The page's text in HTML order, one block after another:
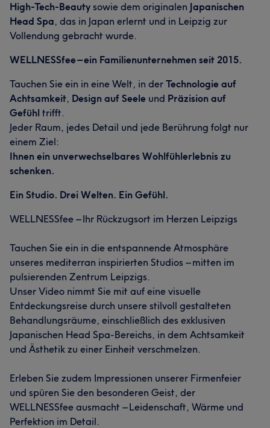
High-Tech-Beauty sowie dem originalen Japanischen
Head Spa, das in Japan erlernt und in Leipzig zur
Vollendung gebracht wurde.
WELLNESSfee – ein Familienunternehmen seit 2015.
Tauchen Sie ein in eine Welt, in der Technologie auf
Achtsamkeit, Design auf Seele und Präzision auf
Gefühl trifft.
Jeder Raum, jedes Detail und jede Berührung folgt nur
einem Ziel:
Ihnen ein unverwechselbares Wohlfühlerlebnis zu
schenken.
Ein Studio. Drei Welten. Ein Gefühl.
WELLNESSfee – Ihr Rückzugsort im Herzen Leipzigs
Tauchen Sie ein in die entspannende Atmosphäre
unseres mediterran inspirierten Studios – mitten im
pulsierenden Zentrum Leipzigs.
Unser Video nimmt Sie mit auf eine visuelle
Entdeckungsreise durch unsere stilvoll gestalteten
Behandlungsräume, einschließlich des exklusiven
Japanischen Head Spa-Bereichs, in dem Achtsamkeit
und Ästhetik zu einer Einheit verschmelzen.
Erleben Sie zudem Impressionen unserer Firmenfeier
und spüren Sie den besonderen Geist, der
WELLNESSfee ausmacht – Leidenschaft, Wärme und
Perfektion im Detail.